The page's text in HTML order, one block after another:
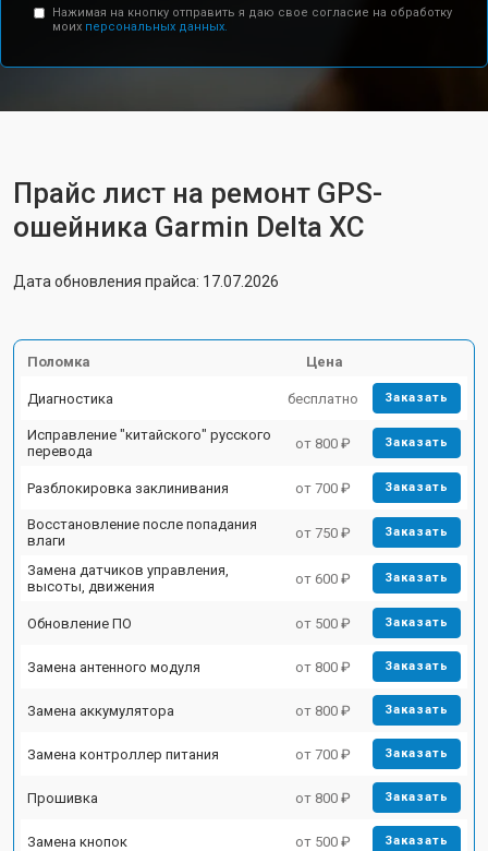
Нажимая на кнопку отправить я даю свое согласие на обработку
моих персональных данных.
Прайс лист на ремонт GPS-
ошейника Garmin Delta XC
Дата обновления прайса: 17.07.2026
Поломка Цена
Диагностика бесплатно Заказать
Исправление "китайского" русского
перевода
от 800 ₽ Заказать
Разблокировка заклинивания от 700 ₽ Заказать
Восстановление после попадания
влаги
от 750 ₽ Заказать
Замена датчиков управления,
высоты, движения
от 600 ₽ Заказать
Обновление ПО от 500 ₽ Заказать
Замена антенного модуля от 800 ₽ Заказать
Замена аккумулятора от 800 ₽ Заказать
Замена контроллер питания от 700 ₽ Заказать
Прошивка от 800 ₽ Заказать
Замена кнопок от 500 ₽ Заказать